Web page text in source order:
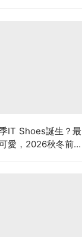
IT Shoes誕生？最
愛，2026秋冬前